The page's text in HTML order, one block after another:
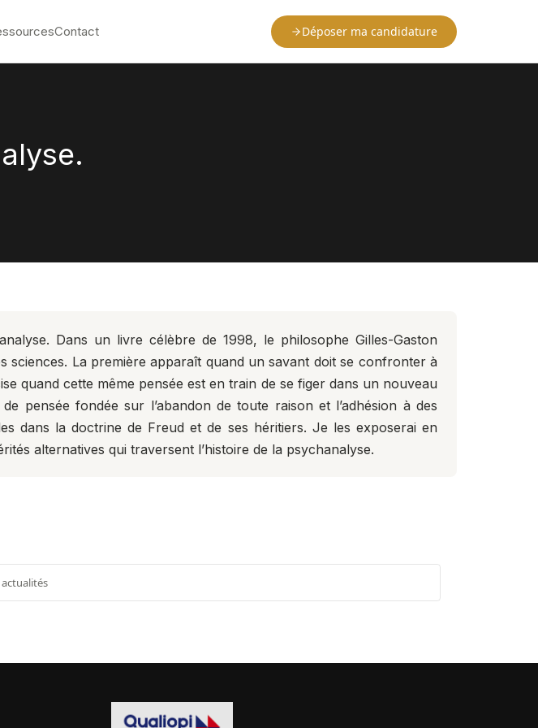
Contact Déposer ma candidature
Dans un livre célèbre de 1998, le philosophe Gilles-Gaston
sciences. La première apparaît quand un savant doit se confronter à
quand cette même pensée est en train de se figer dans un nouveau
pensée fondée sur l’abandon de toute raison et l’adhésion à des
dans la doctrine de Freud et de ses héritiers. Je les exposerai en
alternatives qui traversent l’histoire de la psychanalyse.